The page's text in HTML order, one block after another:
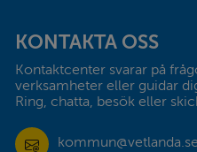
KONTAKTA OSS
Kontaktcenter svarar på
verksamheter eller guidar
Ring, chatta, besök eller
kommun@vetlanda.se